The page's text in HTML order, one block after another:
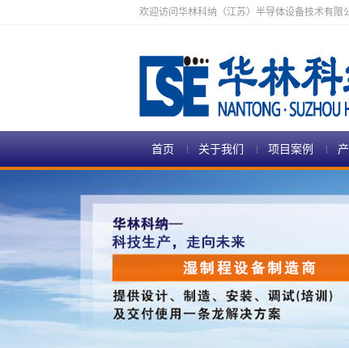
欢迎访问华林科纳（江苏）半导体设备技术有限
首页 关于我们 项目案例